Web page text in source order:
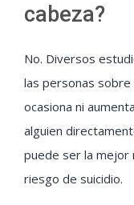
cabeza?
No. Diversos
las personas sobre
ocasiona ni
alguien
puede ser la mejor
riesgo de suicidio.